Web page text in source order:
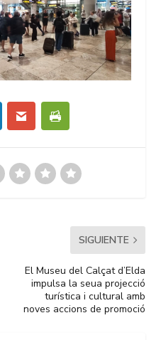
SIGUIENTE
El Museu del Calçat d’Elda
impulsa la seua projecció
turística i cultural amb
noves accions de promoció